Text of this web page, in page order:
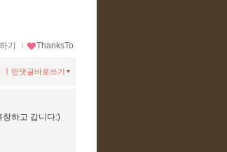
기 ｌ ThanksTo
먼댓글바로쓰기
창하고 갑니다:)